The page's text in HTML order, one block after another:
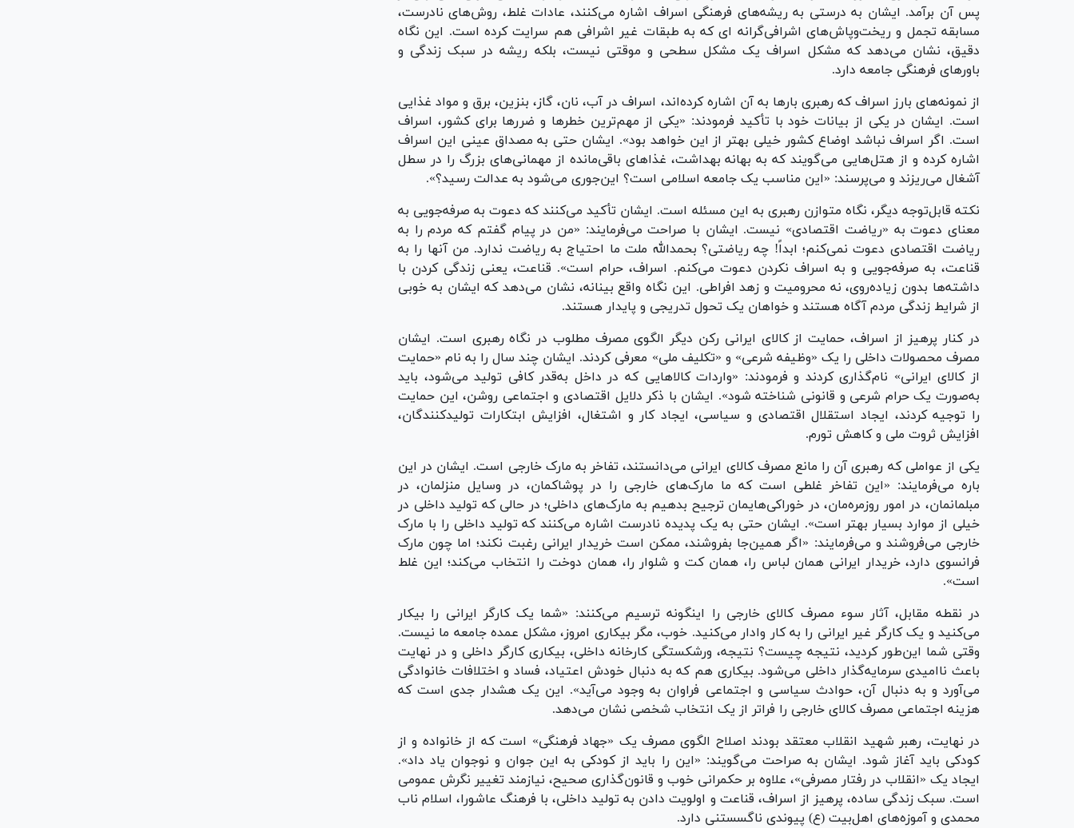
پس آن برآمد. ایشان به درستی به ریشه‌های فرهنگی اسراف اشاره می‌کنند، عادات غلط، روش‌های نادرست،
مسابقه تجمل و ریخت‌وپاش‌های اشرافی‌گرانه ای که به طبقات غیر اشرافی هم سرایت کرده است. این نگاه
دقیق، نشان می‌دهد که مشکل اسراف یک مشکل سطحی و موقتی نیست، بلکه ریشه در سبک زندگی و
باورهای فرهنگی جامعه دارد.
از نمونه‌های بارز اسراف که رهبری بارها به آن اشاره کرده‌اند، اسراف در آب، نان، گاز، بنزین، برق و مواد غذایی
است. ایشان در یکی از بیانات خود با تأکید فرمودند: «یکی از مهم‌ترین خطرها و ضررها برای کشور، اسراف
است. اگر اسراف نباشد اوضاع کشور خیلی بهتر از این خواهد بود». ایشان حتی به مصداق عینی این اسراف
اشاره کرده و از هتل‌هایی می‌گویند که به بهانه بهداشت، غذاهای باقی‌مانده از مهمانی‌های بزرگ را در سطل
آشغال می‌ریزند و می‌پرسند: «این مناسب یک جامعه اسلامی است؟ این‌جوری می‌شود به عدالت رسید؟».
نکته قابل‌توجه دیگر، نگاه متوازن رهبری به این مسئله است. ایشان تأکید می‌کنند که دعوت به صرفه‌جویی به
معنای دعوت به «ریاضت اقتصادی» نیست. ایشان با صراحت می‌فرمایند: «من در پیام گفتم که مردم را به
ریاضت اقتصادی دعوت نمی‌کنم؛ ابداً! چه ریاضتی؟ بحمدالله ملت ما احتیاج به ریاضت ندارد. من آنها را به
قناعت، به صرفه‌جویی و به اسراف نکردن دعوت می‌کنم. اسراف، حرام است». قناعت، یعنی زندگی کردن با
داشته‌ها بدون زیاده‌روی، نه محرومیت و زهد افراطی. این نگاه واقع بینانه، نشان می‌دهد که ایشان به خوبی
از شرایط زندگی مردم آگاه هستند و خواهان یک تحول تدریجی و پایدار هستند.
در کنار پرهیز از اسراف، حمایت از کالای ایرانی رکن دیگر الگوی مصرف مطلوب در نگاه رهبری است. ایشان
مصرف محصولات داخلی را یک «وظیفه شرعی» و «تکلیف ملی» معرفی کردند. ایشان چند سال را به نام «حمایت
از کالای ایرانی» نام‌گذاری کردند و فرمودند: «واردات کالاهایی که در داخل به‌قدر کافی تولید می‌شود، باید
به‌صورت یک حرام شرعی و قانونی شناخته شود». ایشان با ذکر دلایل اقتصادی و اجتماعی روشن، این حمایت
را توجیه کردند، ایجاد استقلال اقتصادی و سیاسی، ایجاد کار و اشتغال، افزایش ابتکارات تولیدکنندگان،
افزایش ثروت ملی و کاهش تورم.
یکی از عواملی که رهبری آن را مانع مصرف کالای ایرانی می‌دانستند، تفاخر به مارک خارجی است. ایشان در این
باره می‌فرمایند: «این تفاخر غلطی است که ما مارک‌های خارجی را در پوشاکمان، در وسایل منزلمان، در
مبلمانمان، در امور روزمره‌مان، در خوراکی‌هایمان ترجیح بدهیم به مارک‌های داخلی؛ در حالی که تولید داخلی در
خیلی از موارد بسیار بهتر است». ایشان حتی به یک پدیده نادرست اشاره می‌کنند که تولید داخلی را با مارک
خارجی می‌فروشند و می‌فرمایند: «اگر همین‌جا بفروشند، ممکن است خریدار ایرانی رغبت نکند؛ اما چون مارک
فرانسوی دارد، خریدار ایرانی همان لباس را، همان کت و شلوار را، همان دوخت را انتخاب می‌کند؛ این غلط
است».
در نقطه مقابل، آثار سوء مصرف کالای خارجی را اینگونه ترسیم می‌کنند: «شما یک کارگر ایرانی را بیکار
می‌کنید و یک کارگر غیر ایرانی را به کار وادار می‌کنید. خوب، مگر بیکاری امروز، مشکل عمده جامعه ما نیست.
وقتی شما این‌طور کردید، نتیجه چیست؟ نتیجه، ورشکستگی کارخانه داخلی، بیکاری کارگر داخلی و در نهایت
باعث ناامیدی سرمایه‌گذار داخلی می‌شود. بیکاری هم که به دنبال خودش اعتیاد، فساد و اختلافات خانوادگی
می‌آورد و به دنبال آن، حوادث سیاسی و اجتماعی فراوان به وجود می‌آید». این یک هشدار جدی است که
هزینه اجتماعی مصرف کالای خارجی را فراتر از یک انتخاب شخصی نشان می‌دهد.
در نهایت، رهبر شهید انقلاب معتقد بودند اصلاح الگوی مصرف یک «جهاد فرهنگی» است که از خانواده و از
کودکی باید آغاز شود. ایشان به صراحت می‌گویند: «این را باید از کودکی به این جوان و نوجوان یاد داد».
ایجاد یک «انقلاب در رفتار مصرفی»، علاوه بر حکمرانی خوب و قانون‌گذاری صحیح، نیازمند تغییر نگرش عمومی
است. سبک زندگی ساده، پرهیز از اسراف، قناعت و اولویت دادن به تولید داخلی، با فرهنگ عاشورا، اسلام ناب
محمدی و آموزه‌های اهل‌بیت (ع) پیوندی ناگسستنی دارد.